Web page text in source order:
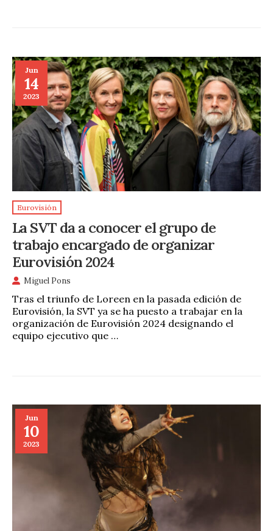
Jun
14
2023
Eurovisión
La SVT da a conocer el grupo de
trabajo encargado de organizar
Eurovisión 2024
Miguel Pons
Tras el triunfo de Loreen en la pasada edición de
Eurovisión, la SVT ya se ha puesto a trabajar en la
organización de Eurovisión 2024 designando el
equipo ejecutivo que …
Jun
10
2023